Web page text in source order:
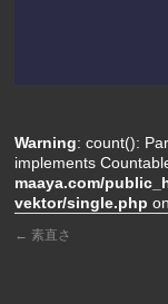
Warning: count():
implements
maaya.com/
vektor/single.php
← 素直さ